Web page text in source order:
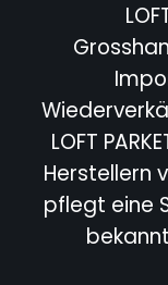
LOFT
Herstellern
pflegt eine